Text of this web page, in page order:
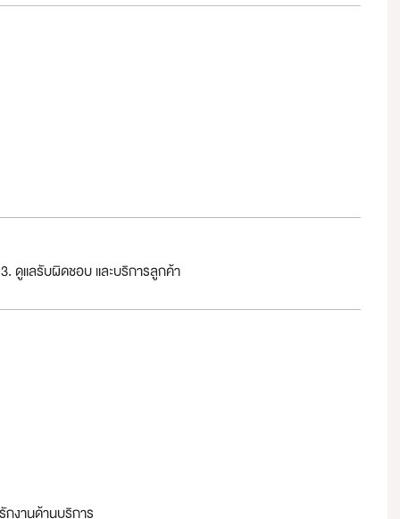
ดูแลรับผิดชอบ และบริการลูกค้า
กงานด้านบริการ